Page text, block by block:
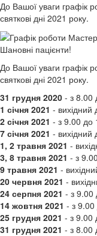
До Вашої уваги графік
святкові дні 2021 року.
Шановні пацієнти!
До Вашої уваги графік
святкові дні 2021 року.
31 грудня 2020 - з 8.00
1 січня 2021 - вихідний
2 січня 2021 - з 9.00 до
7 січня 2021 - вихідний
1, 2 травня 2021 -
3, 8 травня 2021 - з
9 травня 2021 -
20 червня 2021 -
24 серпня 2021 - з 9.00
14 жовтня 2021 - з
25 грудня 2021 - з 9.00
31 грудня 2021 - з 8.00